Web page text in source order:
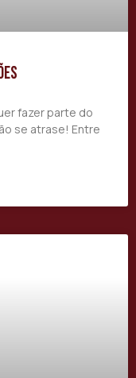
fazer parte do
se atrase! Entre